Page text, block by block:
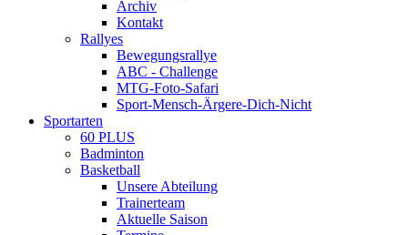
Archiv
Kontakt
Rallyes
Bewegungsrallye
ABC - Challenge
MTG-Foto-Safari
Sport-Mensch-Ärgere-Dich-Nicht
Sportarten
60 PLUS
Badminton
Basketball
Unsere Abteilung
Trainerteam
Aktuelle Saison